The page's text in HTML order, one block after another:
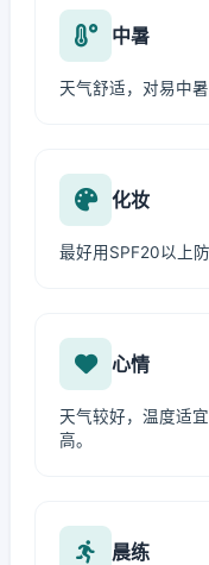
中暑
天气舒适，对易中
化妆
最好用SPF20以上
心情
天气较好，温度适
高。
晨练